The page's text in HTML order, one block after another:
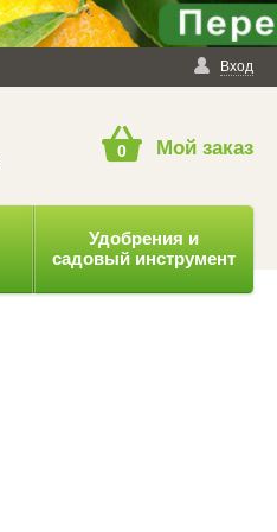
Вход
0 Мой заказ
Удобрения и
садовый инструмент